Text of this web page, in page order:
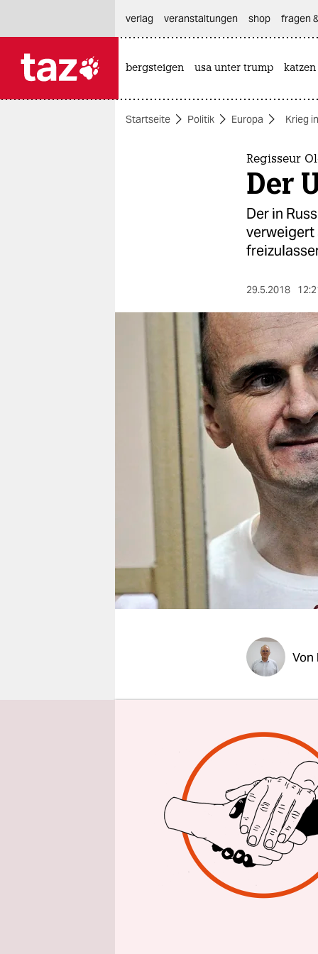
themen
veranstaltungen
unterstützen
genossenschaft
verlag
veranstaltungen shop fragen
bergsteigen usa unter trump katzen
Startseite Politik Europa Krieg
Regisseur
Der
Der in
verweigert
29.5.2018
Von
Am Ende
wirft
erst
politischer
Ukrainer
der Stadt